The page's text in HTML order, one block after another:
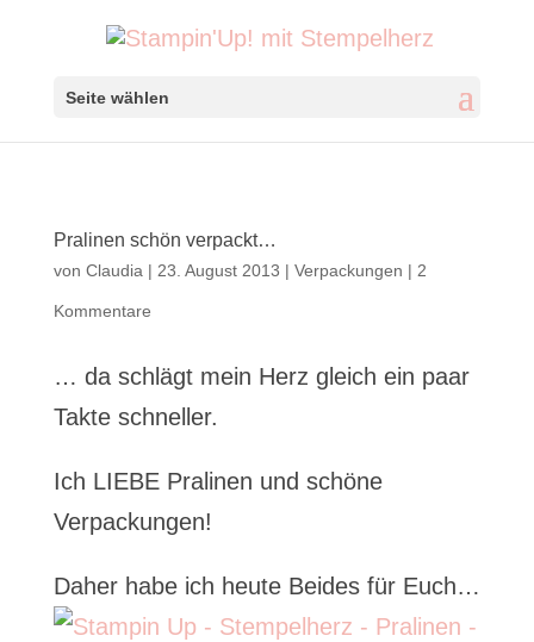
Seite wählen
Pralinen schön verpackt…
von Claudia | 23. August 2013 | Verpackungen | 2
Kommentare
… da schlägt mein Herz gleich ein paar
Takte schneller.
Ich LIEBE Pralinen und schöne
Verpackungen!
Daher habe ich heute Beides für Euch…